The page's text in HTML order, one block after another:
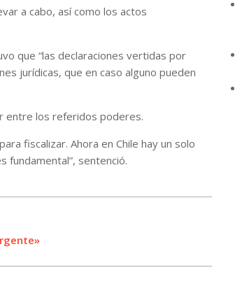
a cabo, así como los actos
que “las declaraciones vertidas por
jurídicas, que en caso alguno pueden
entre los referidos poderes.
fiscalizar. Ahora en Chile hay un solo
fundamental”, sentenció.